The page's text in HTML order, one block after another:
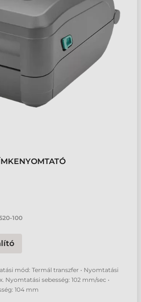
100
mód: Termál transzfer • Nyomtatási
Nyomtatási sebesség: 102 mm/sec •
104 mm